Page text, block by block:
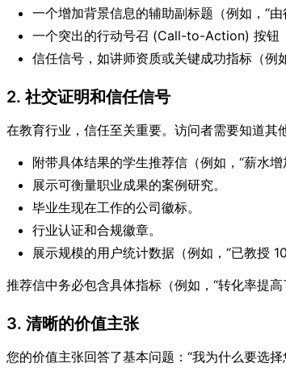
一个增加背景信息的辅助副标题（例如，“
一个突出的行动号召 (Call-to-Action) 按钮
信任信号，如讲师资质或关键成功指标（例
2. 社交证明和信任信号
在教育行业，信任至关重要。访问者需要知道其
附带具体结果的学生推荐信（例如，“薪水增
展示可衡量职业成果的案例研究。
毕业生现在工作的公司徽标。
行业认证和合规徽章。
展示规模的用户统计数据（例如，“已教授
推荐信中务必包含具体指标（例如，“转化率提高
3. 清晰的价值主张
您的价值主张回答了基本问题：“我为什么要选